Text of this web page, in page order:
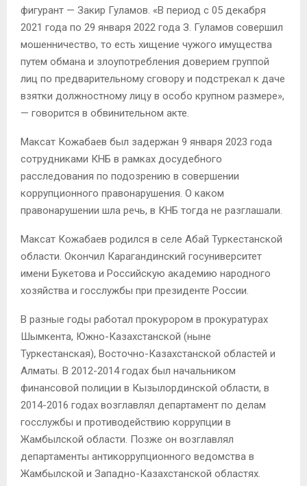
фигурант — Закир Гуламов. «В период с 05 декабря
2021 года по 29 января 2022 года З. Гуламов совершил
мошенничество, то есть хищение чужого имущества
путем обмана и злоупотребления доверием группой
лиц по предварительному сговору и подстрекал к даче
взятки должностному лицу в особо крупном размере»,
— говорится в обвинительном акте.
Максат Кожабаев был задержан 9 января 2023 года
сотрудниками КНБ в рамках досудебного
расследования по подозрению в совершении
коррупционного правонарушения. О каком
правонарушении шла речь, в КНБ тогда не разглашали.
Максат Кожабаев родился в селе Абай Туркестанской
области. Окончил Карагандинский госуниверситет
имени Букетова и Российскую академию народного
хозяйства и госслужбы при президенте России.
В разные годы работал прокурором в прокуратурах
Шымкента, Южно-Казахстанской (ныне
Туркестанская), Восточно-Казахстанской областей и
Алматы. В 2012-2014 годах был начальником
финансовой полиции в Кызылординской области, в
2014-2016 годах возглавлял департамент по делам
госслужбы и противодействию коррупции в
Жамбылской области. Позже он возглавлял
департаменты антикоррупционного ведомства в
Жамбылской и Западно-Казахстанской областях.